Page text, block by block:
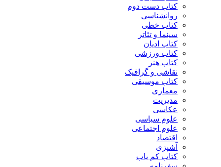
کتاب دست دوم
روانشناسی
کتاب خطی
سینما و تئاتر
کتاب ادیان
کتاب ورزشی
کتاب هنر
نقاشی و گرافیک
کتاب موسیقی
معماری
مدیریت
عکاسی
علوم سیاسی
علوم اجتماعی
اقتصاد
آشپزی
کتاب کم یاب